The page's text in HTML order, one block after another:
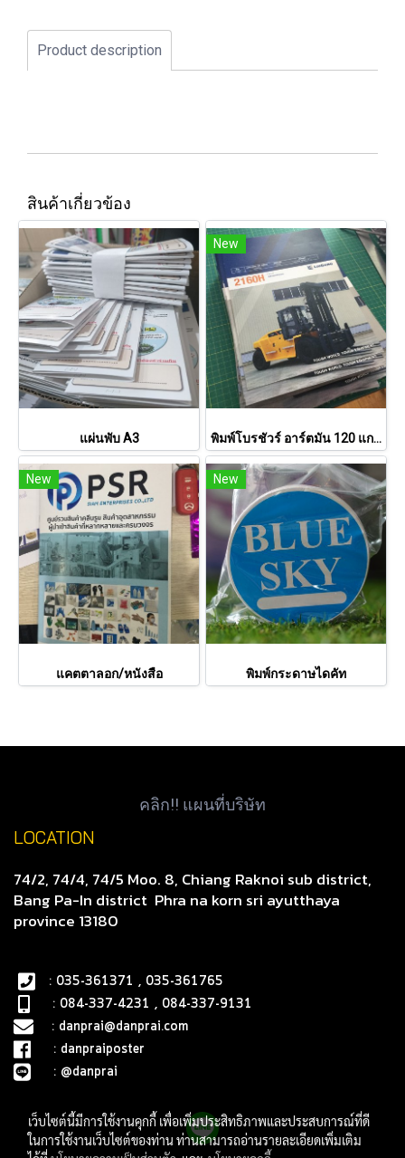
Product description
สินค้าเกี่ยวข้อง
แผ่นพับ A3
New
พิมพ์โบรชัวร์ อาร์ตมัน 120 แกรม
New
แคตตาลอก/หนังสือ
New
พิมพ์กระดาษไดคัท
คลิก!! แผนที่บริษัท
LOCATION
74/2, 74/4, 74/5 Moo. 8, Chiang Raknoi sub district,
Bang Pa-In district Phra na korn sri ayutthaya
province 13180
: 035-361371 , 035-361765
: 084-337-4231 , 084-337-9131
: danprai@danprai.com
: danpraiposter
: @danprai
เว็บไซต์นี้มีการใช้งานคุกกี้ เพื่อเพิ่มประสิทธิภาพและประสบการณ์ที่ดี
ในการใช้งานเว็บไซต์ของท่าน ท่านสามารถอ่านรายละเอียดเพิ่มเติม